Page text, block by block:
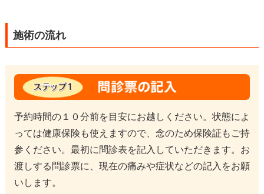
施術の流れ
予約時間の１０分前を目安にお越しください。状態によ
っては健康保険も使えますので、念のため保険証もご持
参ください。最初に問診表を記入していただきます。お
渡しする問診票に、現在の痛みや症状などの記入をお願
いします。